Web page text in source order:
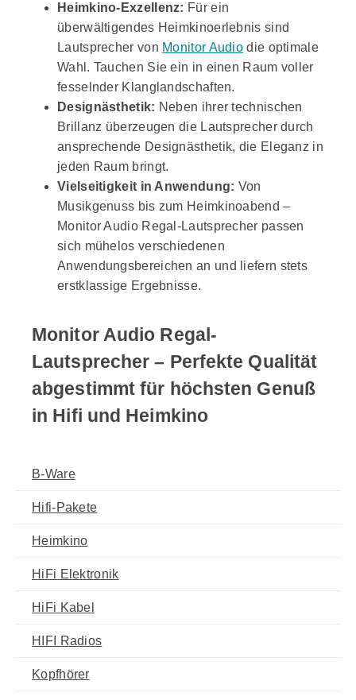
Heimkino-Exzellenz: Für ein
überwältigendes Heimkinoerlebnis sind
Lautsprecher von Monitor Audio die optimale
Wahl. Tauchen Sie ein in einen Raum voller
fesselnder Klanglandschaften.
Designästhetik: Neben ihrer technischen
Brillanz überzeugen die Lautsprecher durch
ansprechende Designästhetik, die Eleganz in
jeden Raum bringt.
Vielseitigkeit in Anwendung: Von
Musikgenuss bis zum Heimkinoabend –
Monitor Audio Regal-Lautsprecher passen
sich mühelos verschiedenen
Anwendungsbereichen an und liefern stets
erstklassige Ergebnisse.
Monitor Audio Regal-
Lautsprecher – Perfekte Qualität
abgestimmt für höchsten Genuß
in Hifi und Heimkino
B-Ware
Hifi-Pakete
Heimkino
HiFi Elektronik
HiFi Kabel
HIFI Radios
Kopfhörer